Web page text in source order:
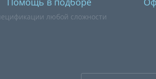
любой сложности